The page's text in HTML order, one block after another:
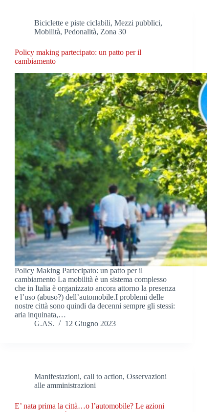
Biciclette e piste ciclabili, Mezzi pubblici,
Mobilità, Pedonalità, Zona 30
Policy making partecipato: un patto per il
cambiamento
Policy Making Partecipato: un patto per il
cambiamento La mobilità è un sistema complesso
che in Italia è organizzato ancora attorno la presenza
e l’uso (abuso?) dell’automobile.I problemi delle
nostre città sono quindi da decenni sempre gli stessi:
aria inquinata,…
G.AS.
12 Giugno 2023
Manifestazioni, call to action, Osservazioni
alle amministrazioni
E’ nata prima la città…o l’automobile? Le azioni